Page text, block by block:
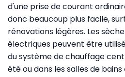
d'une prise de courant
donc beaucoup plus facile,
rénovations légères. Les
électriques peuvent être
du système de chauffage
été ou dans les salles de bains